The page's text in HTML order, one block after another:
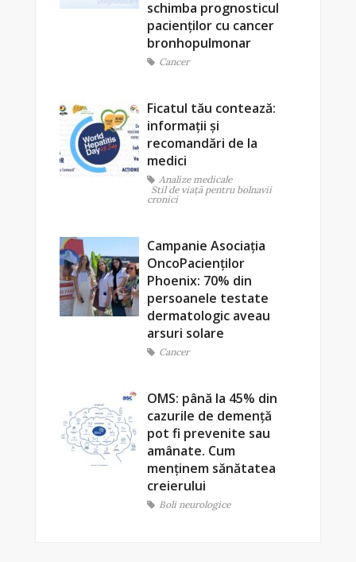
schimba prognosticul
pacienților cu cancer
bronhopulmonar
Cancer
Ficatul tău contează:
informații și
recomandări de la
medici
Analize medicale
Stil de viaţă pentru bolnavii
cronici
Campanie Asociația
OncoPacienților
Phoenix: 70% din
persoanele testate
dermatologic aveau
arsuri solare
Cancer
OMS: până la 45% din
cazurile de demență
pot fi prevenite sau
amânate. Cum
menținem sănătatea
creierului
Boli neurologice